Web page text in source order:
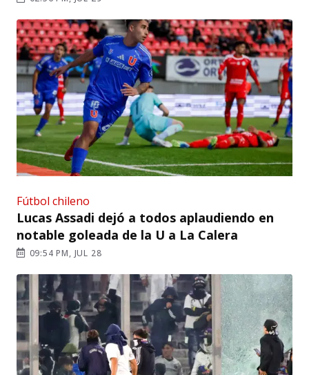
Fútbol chileno
Lucas Assadi dejó a todos aplaudiendo en
notable goleada de la U a La Calera
09:54 PM, JUL 28